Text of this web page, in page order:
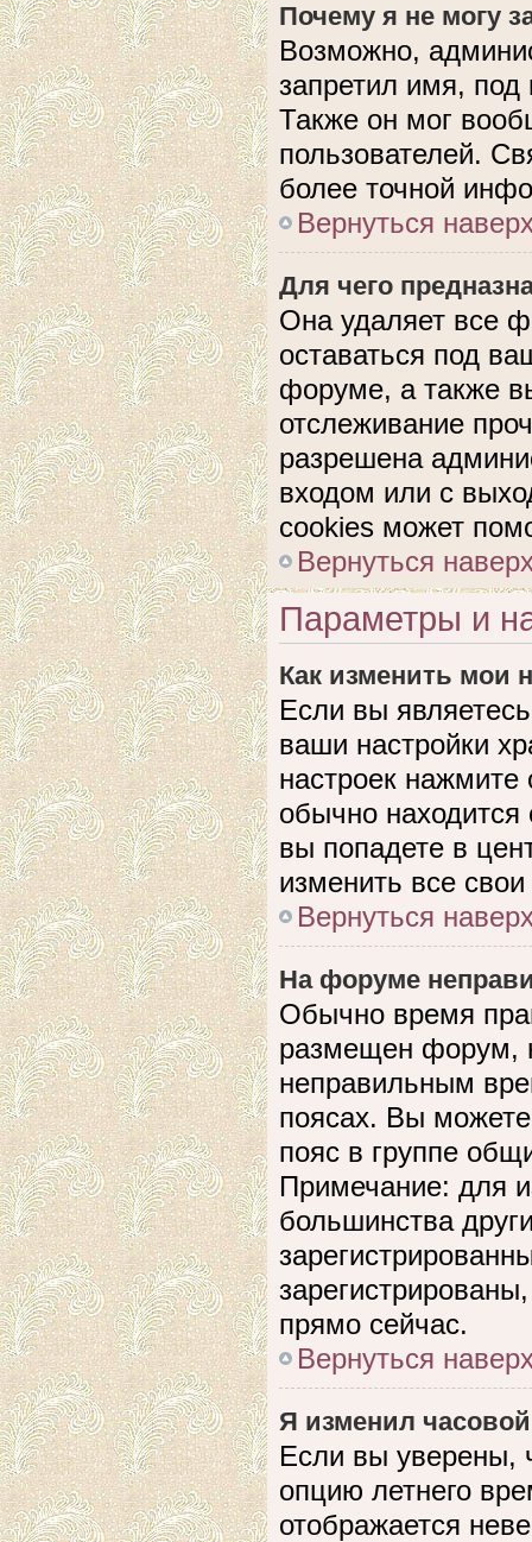
Почему я не могу
Возможно,
запретил имя, под
Также он мог
пользователей.
более точной
Вернуться
Для чего
Она удаляет все
оставаться под
форуме, а также
отслеживание
разрешена
входом или с
cookies может
Вернуться
Параметры и
Как изменить мои
Если вы
ваши настройки
настроек нажмите
обычно
вы попадете в
изменить все свои
Вернуться
На форуме
Обычно время
размещен форум,
неправильным
поясах. Вы
пояс в группе
Примечание: для
большинства
прямо сейчас.
Вернуться
Я изменил
Если вы уверены,
опцию летнего
отображается